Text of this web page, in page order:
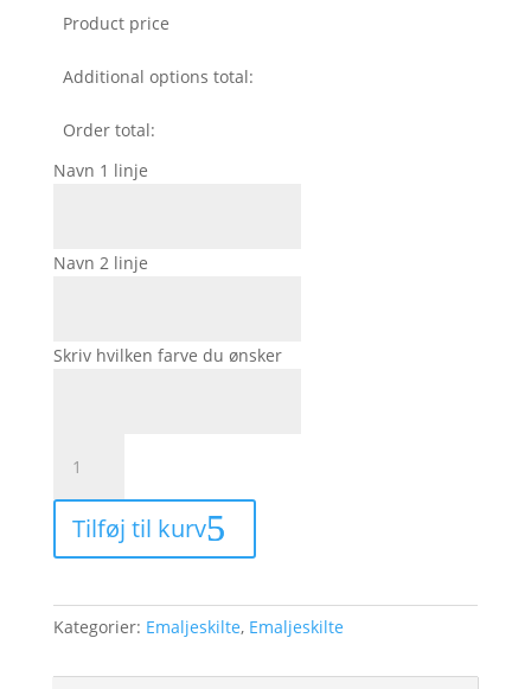
Product price
Additional options total:
Order total:
Navn 1 linje
Navn 2 linje
Skriv hvilken farve du ønsker
med
navn
ovalt
20
10
cm
Tilføj til kurv
Kategorier: Emaljeskilte, Emaljeskilte